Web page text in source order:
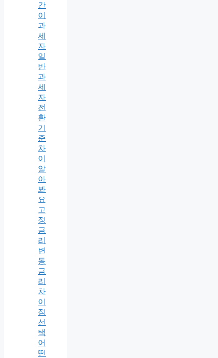
간
이
과
세
자
일
반
과
세
자
전
환
기
준
차
이
알
아
봐
요
고
정
금
리
변
동
금
리
차
이
점
선
택
어
떤